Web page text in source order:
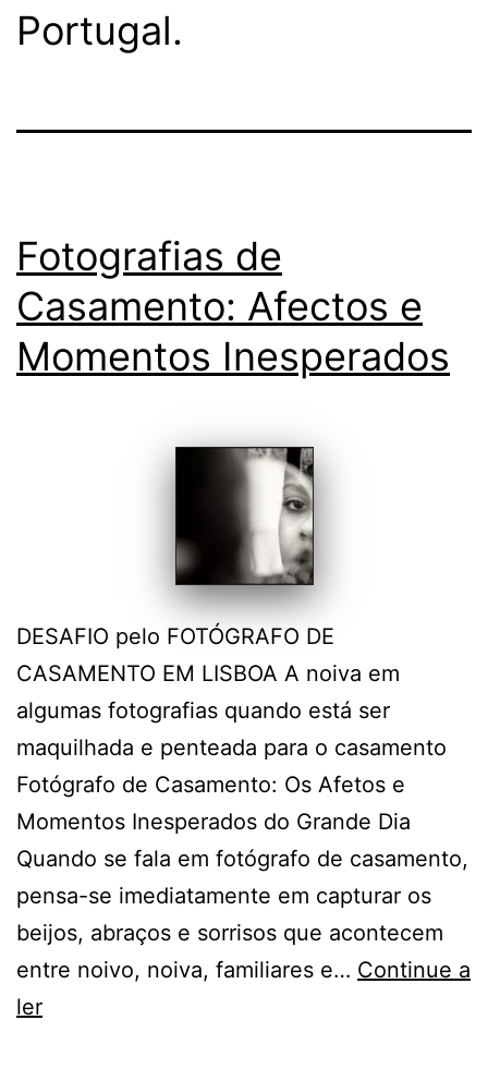
Portugal.
Fotografias de
Casamento: Afectos e
Momentos Inesperados
DESAFIO pelo FOTÓGRAFO DE
CASAMENTO EM LISBOA A noiva em
algumas fotografias quando está ser
maquilhada e penteada para o casamento
Fotógrafo de Casamento: Os Afetos e
Momentos Inesperados do Grande Dia
Quando se fala em fotógrafo de casamento,
pensa-se imediatamente em capturar os
beijos, abraços e sorrisos que acontecem
entre noivo, noiva, familiares e… Continue a
lerFotografias